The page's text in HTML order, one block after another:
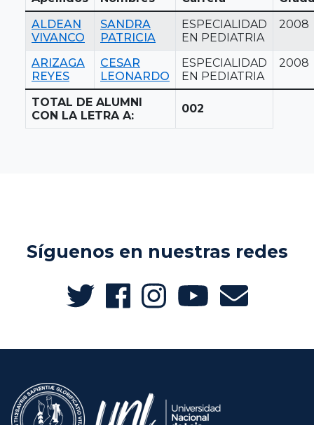
ALDEAN
VIVANCO
SANDRA
PATRICIA
ESPECIALIDAD
EN PEDIATRIA
2008
ARIZAGA
REYES
CESAR
LEONARDO
ESPECIALIDAD
EN PEDIATRIA
2008
TOTAL DE ALUMNI
CON LA LETRA A:
002
Síguenos en nuestras redes